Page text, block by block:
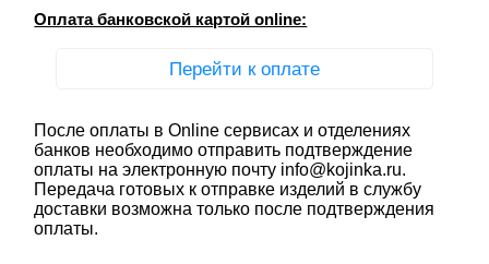
Оплата банковской картой online:
Перейти к оплате
После оплаты в Online сервисах и отделениях
банков необходимо отправить подтверждение
оплаты на электронную почту info@kojinka.ru.
Передача готовых к отправке изделий в службу
доставки возможна только после подтверждения
оплаты.